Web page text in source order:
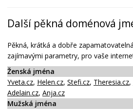
Další pěkná doménová
Pěkná, krátká a dobře
zajímavými parametry, pro vaše
Ženská jména
Yveta.cz, Helen.cz, Stefi.cz, Theresia.cz,
Adelain.cz, Anja.cz
Mužská jména